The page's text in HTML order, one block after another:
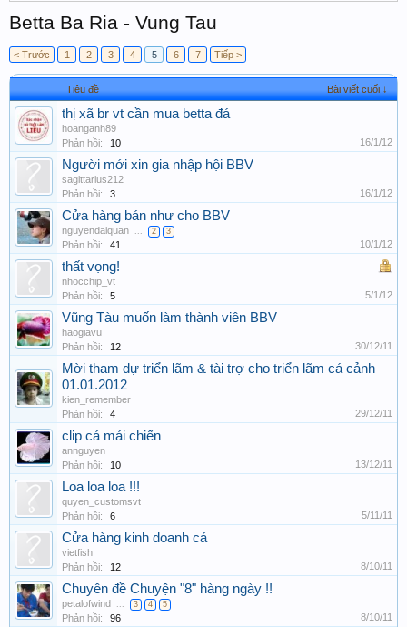
Betta Ba Ria - Vung Tau
< Trước 1 2 3 4 5 6 7 Tiếp >
Tiêu đề Bài viết cuối ↓
thị xã br vt cần mua betta đá
hoanganh89
Phản hồi:
10 16/1/12
Người mới xin gia nhập hội BBV
sagittarius212
Phản hồi:
3 16/1/12
Cửa hàng bán như cho BBV
nguyendaiquan 2 3
Phản hồi: 41 10/1/12
thất vọng!
nhocchip_vt
Phản hồi:
5 5/1/12
Vũng Tàu muốn làm thành viên BBV
haogiavu
Phản hồi:
12 30/12/11
Mời tham dự triển lãm & tài trợ cho triển lãm cá cảnh
01.01.2012
kien_remember
Phản hồi:
4 29/12/11
clip cá mái chiến
annguyen
Phản hồi:
10 13/12/11
Loa loa loa !!!
quyen_customsvt
Phản hồi:
6 5/11/11
Cửa hàng kinh doanh cá
vietfish
Phản hồi:
12 8/10/11
Chuyên đề Chuyện "8" hàng ngày !!
petalofwind 3 4 5
Phản hồi: 96 8/10/11